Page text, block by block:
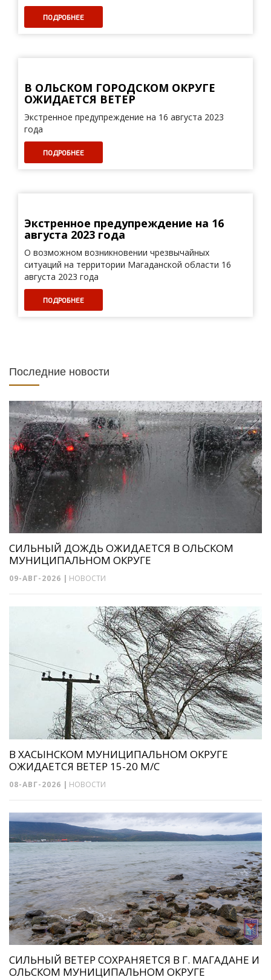
ПОДРОБНЕЕ
В ОЛЬСКОМ ГОРОДСКОМ ОКРУГЕ
ОЖИДАЕТСЯ ВЕТЕР
Экстренное предупреждение на 16 августа 2023
года
ПОДРОБНЕЕ
Экстренное предупреждение на 16
августа 2023 года
О возможном возникновении чрезвычайных
ситуаций на территории Магаданской области 16
августа 2023 года
ПОДРОБНЕЕ
Последние новости
СИЛЬНЫЙ ДОЖДЬ ОЖИДАЕТСЯ В ОЛЬСКОМ
МУНИЦИПАЛЬНОМ ОКРУГЕ
09-АВГ-2026 | НОВОСТИ
В ХАСЫНСКОМ МУНИЦИПАЛЬНОМ ОКРУГЕ
ОЖИДАЕТСЯ ВЕТЕР 15-20 М/С
08-АВГ-2026 | НОВОСТИ
СИЛЬНЫЙ ВЕТЕР СОХРАНЯЕТСЯ В Г. МАГАДАНЕ И
ОЛЬСКОМ МУНИЦИПАЛЬНОМ ОКРУГЕ